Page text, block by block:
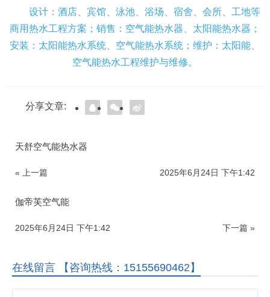
设计：酒店、宾馆、泳池、浴场、宿舍、会所、工地等
商用热水工程方案；销售：空气能热水器、太阳能热水器；
安装：太阳能热水系统、空气能热水系统；维护：太阳能、
空气能热水工程维护与维修。
分享文章:
天舒空气能热水器
« 上一篇 2025年6月24日 下午1:42
伽帝芙空气能
下一篇 »
2025年6月24日 下午1:42
在线留言 【咨询热线：15155690462】